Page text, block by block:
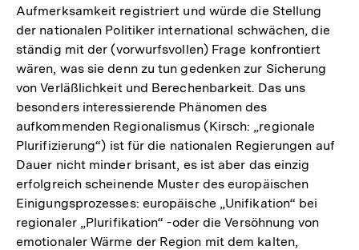
Aufmerksamkeit registriert und würde die Stellung
der nationalen Politiker international schwächen, die
ständig mit der (vorwurfsvollen) Frage konfrontiert
wären, was sie denn zu tun gedenken zur Sicherung
von Verläßlichkeit und Berechenbarkeit. Das uns
besonders interessierende Phänomen des
aufkommenden Regionalismus (Kirsch: „regionale
Plurifizierung“) ist für die nationalen Regierungen auf
Dauer nicht minder brisant, es ist aber das einzig
erfolgreich scheinende Muster des europäischen
Einigungsprozesses: europäische „Unifikation“ bei
regionaler „Plurifikation“ -oder die Versöhnung von
emotionaler Wärme der Region mit dem kalten,